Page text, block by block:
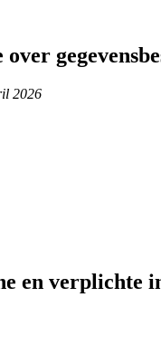
2026
en verplichte